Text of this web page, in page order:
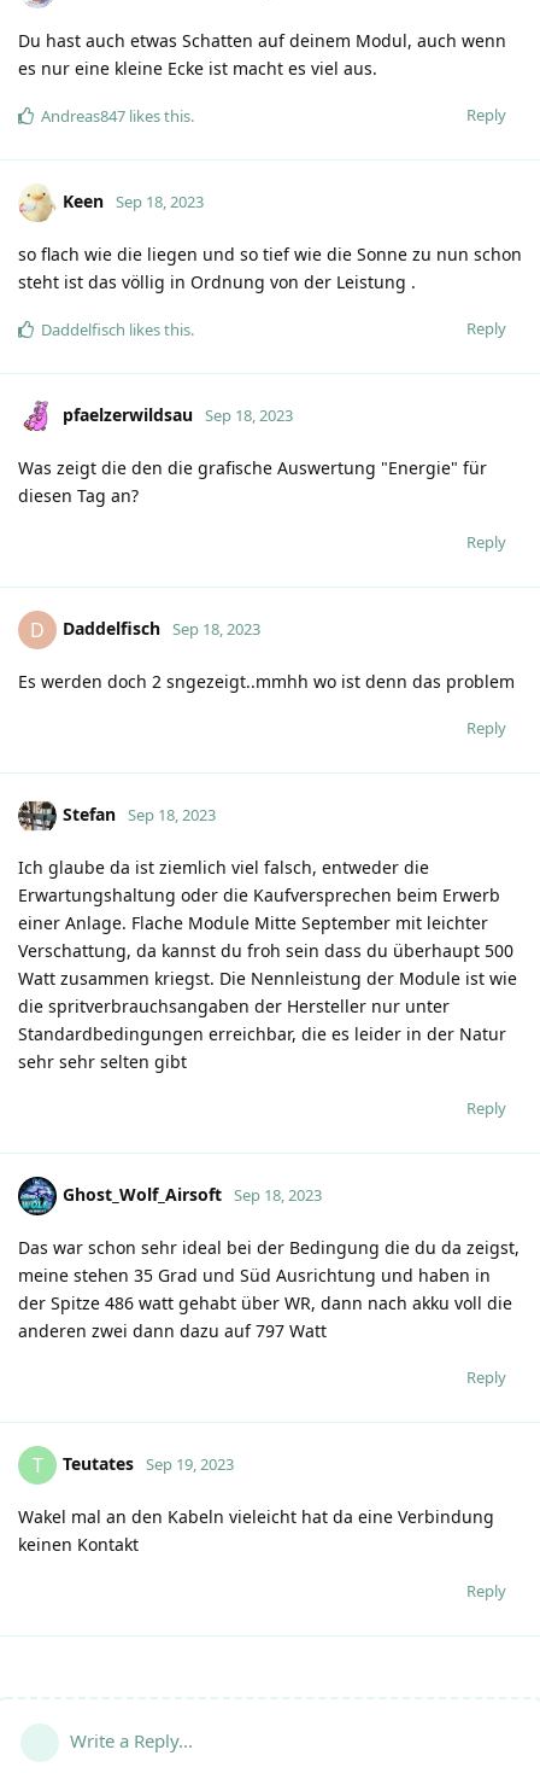
Du hast auch etwas Schatten auf deinem Modul, auch wenn
es nur eine kleine Ecke ist macht es viel aus.
Reply
Andreas847 likes this.
Keen Sep 18, 2023
so flach wie die liegen und so tief wie die Sonne zu nun schon
steht ist das völlig in Ordnung von der Leistung .
Reply
Daddelfisch likes this.
pfaelzerwildsau Sep 18, 2023
Was zeigt die den die grafische Auswertung "Energie" für
diesen Tag an?
Reply
D Daddelfisch Sep 18, 2023
Es werden doch 2 sngezeigt..mmhh wo ist denn das problem
Reply
Stefan Sep 18, 2023
Ich glaube da ist ziemlich viel falsch, entweder die
Erwartungshaltung oder die Kaufversprechen beim Erwerb
einer Anlage. Flache Module Mitte September mit leichter
Verschattung, da kannst du froh sein dass du überhaupt 500
Watt zusammen kriegst. Die Nennleistung der Module ist wie
die spritverbrauchsangaben der Hersteller nur unter
Standardbedingungen erreichbar, die es leider in der Natur
sehr sehr selten gibt
Reply
Ghost_Wolf_Airsoft Sep 18, 2023
Das war schon sehr ideal bei der Bedingung die du da zeigst,
meine stehen 35 Grad und Süd Ausrichtung und haben in
der Spitze 486 watt gehabt über WR, dann nach akku voll die
anderen zwei dann dazu auf 797 Watt
Reply
T Teutates Sep 19, 2023
Wakel mal an den Kabeln vieleicht hat da eine Verbindung
keinen Kontakt
Reply
Write a Reply...